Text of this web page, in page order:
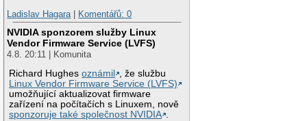
Ladislav Hagara| Komentářů: 0
NVIDIA sponzorem služby Linux
Vendor Firmware Service (LVFS)
4.8. 20:11 | Komunita
Richard Hughesoznámil
, že službu
Linux Vendor Firmware Service (LVFS)
umožňující aktualizovat firmware
zařízení na počítačích s Linuxem, nově
sponzoruje také společnost NVIDIA .